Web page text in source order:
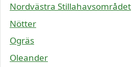
Nordvästra Stillahavsområdet
Nötter
Ogräs
Oleander